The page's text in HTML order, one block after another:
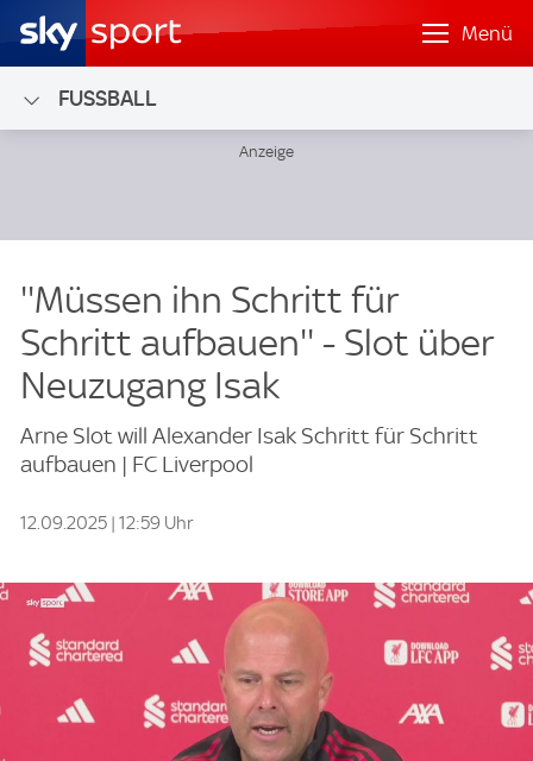
Menü
FUSSBALL
''Müssen ihn Schritt für
Schritt aufbauen'' - Slot über
Neuzugang Isak
Arne Slot will Alexander Isak Schritt für Schritt
aufbauen | FC Liverpool
12.09.2025 | 12:59 Uhr